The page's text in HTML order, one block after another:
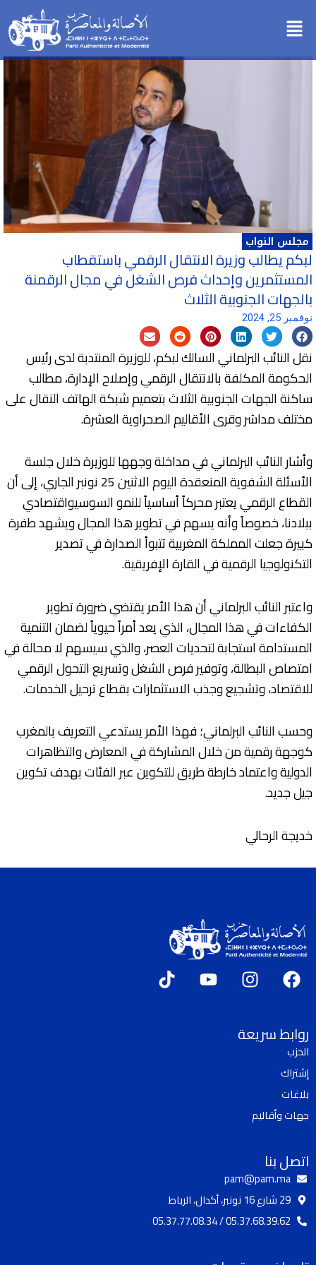
إلىMenu
مجلس النواب
لبكم يطالب وزيرة الانتقال الرقمي باستقطاب
المستثمرين وإحداث فرص الشغل في مجال الرقمنة
بالجهات الجنوبية الثلاث
نوفمبر 25, 2024
نقل النائب البرلماني السالك لبكم، للوزيرة المنتدبة لدى رئيس
الحكومة المكلفة بالانتقال الرقمي وإصلاح الإدارة، مطالب
ساكنة الجهات الجنوبية الثلاث بتعميم شبكة الهاتف النقال على
مختلف مداشر وقرى الأقاليم الصحراوية العشرة.
وأشار النائب البرلماني في مداخلة وجهها للوزيرة خلال جلسة
الأسئلة الشفوية المنعقدة اليوم الاثنين 25 نونبر الجاري، إلى أن
القطاع الرقمي يعتبر محركاً أساسياً للنمو السوسيواقتصادي
ببلادنا، خصوصاً وأنه يسهم في تطوير هذا المجال ويشهد طفرة
كبيرة جعلت المملكة المغربية تتبوأ الصدارة في تصدير
التكنولوجيا الرقمية في القارة الإفريقية.
واعتبر النائب البرلماني أن هذا الأمر يقتضي ضرورة تطوير
الكفاءات في هذا المجال، الذي يعد أمراً حيوياً لضمان التنمية
المستدامة استجابة لتحديات العصر، والذي سيسهم لا محالة في
امتصاص البطالة، وتوفير فرص الشغل وتسريع التحول الرقمي
للاقتصاد، وتشجيع وجذب الاستثمارات بقطاع ترحيل الخدمات.
وحسب النائب البرلماني؛ فهذا الأمر يستدعي التعريف بالمغرب
كوجهة رقمية من خلال المشاركة في المعارض والتظاهرات
الدولية واعتماد خارطة طريق للتكوين عبر الفئات بهدف تكوين
جيل جديد.
خديجة الرحالي
F
a
b
o
o
k
I
n
a
Y
o
T
i
روابط سريعة
الحزب
إشتراك
بلاغات
جهات وأقاليم
اتصل بنا
pam@pam.ma
29 شارع 16 نونبر، أكدال، الرباط
05.37.68.39.62 / 05.37.77.08.34